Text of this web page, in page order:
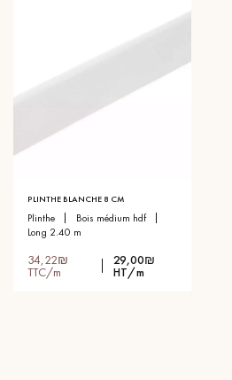
PLINTHE BLANCHE 8 CM
plinthe
bois médium hdf
long 2.40 m
34,22₪
TTC/m
29,00₪
HT/m